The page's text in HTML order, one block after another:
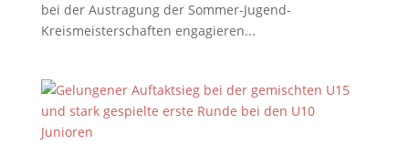
bei der Austragung der Sommer-Jugend-
Kreismeisterschaften engagieren...